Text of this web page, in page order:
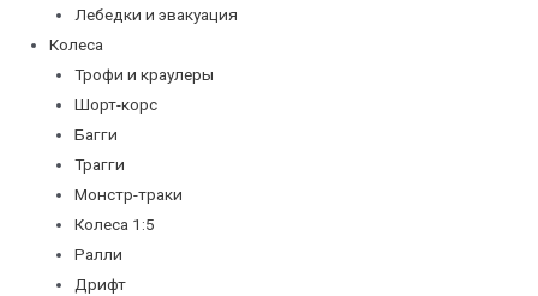
Лебедки и эвакуация
Колеса
Трофи и краулеры
Шорт-корс
Багги
Трагги
Монстр-траки
Колеса 1:5
Ралли
Дрифт